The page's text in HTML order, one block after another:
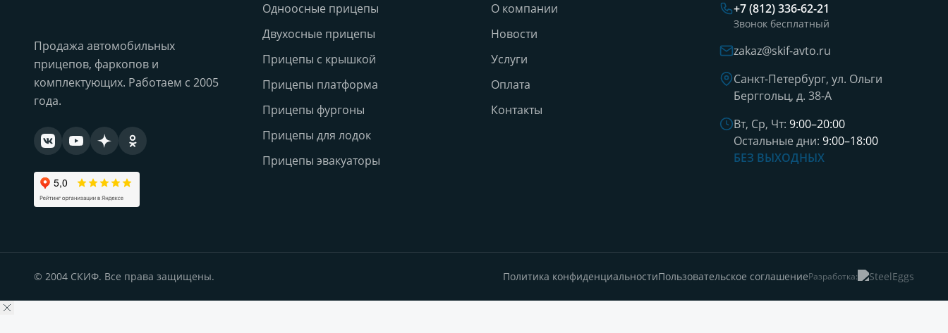
Продажа автомобильных
прицепов, фаркопов и
комплектующих. Работаем с 2005
года.
Одноосные прицепы
Двухосные прицепы
Прицепы с крышкой
Прицепы платформа
Прицепы фургоны
Прицепы для лодок
Прицепы эвакуаторы
О компании
Новости
Услуги
Оплата
Контакты
+7 (812) 336-62-21
Звонок бесплатный
zakaz@skif-avto.ru
Санкт-Петербург, ул. Ольги
Берггольц, д. 38-А
Вт, Ср, Чт: 9:00–20:00
Остальные дни: 9:00–18:00
БЕЗ ВЫХОДНЫХ
© 2004 СКИФ. Все права защищены. Политика конфиденциальностиПользовательское соглашениеРазработка: